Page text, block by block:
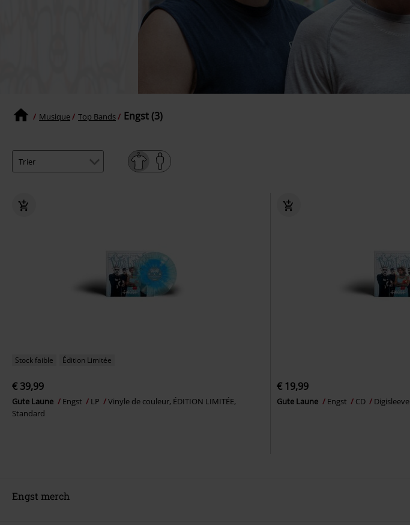
Musique Top Bands Engst (3)
Stock faible Édition Limitée
€ 39,99
Gute Laune Engst LP
Vinyle de couleur, ÉDITION LIMITÉE,
Standard
€ 19,99
Gute Laune Engst CD Digisleeve
Engst merch